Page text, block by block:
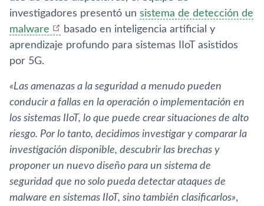
investigadores presentó un sistema de detección de
malware
basado en inteligencia artificial y
aprendizaje profundo para sistemas IIoT asistidos
por 5G.
«Las amenazas a la seguridad a menudo pueden
conducir a fallas en la operación o implementación en
los sistemas IIoT, lo que puede crear situaciones de alto
riesgo. Por lo tanto, decidimos investigar y comparar la
investigación disponible, descubrir las brechas y
proponer un nuevo diseño para un sistema de
seguridad que no solo pueda detectar ataques de
malware en sistemas IIoT, sino también clasificarlos»,